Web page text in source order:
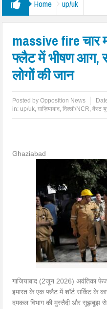
Home up/uk
massive fire चार
फ्लैट में भीषण आग,
लोगों की जान
Posted byOpposition News
in: up/uk,ग़ाज़ियाबाद,दिल्ली/NCR,वैस्ट
Ghaziabad
गाजियाबाद (2जून 2026) अवंतिका
इमारत के एक फ्लैट में शॉर्ट सर्किट के
दमकल विभाग की मुस्तैदी और सूझबूझ से